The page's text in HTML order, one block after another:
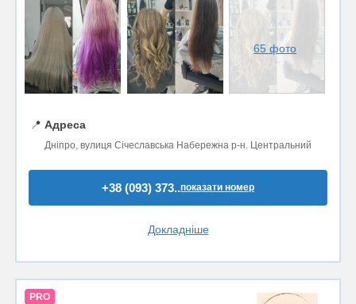
65 фото
📍 Адреса
Дніпро, вулиця Січеславська Набережна р-н. Центральний
+38 (093) 373..показати номер
Докладніше
PRO